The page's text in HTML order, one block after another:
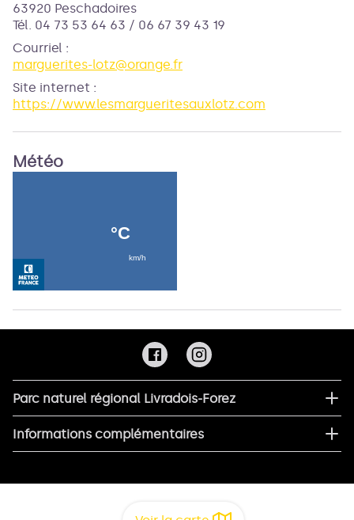
63920 Peschadoires
Tél. 04 73 53 64 63 / 06 67 39 43 19
Courriel :
marguerites-lotz@orange.fr
Site internet :
https://www.lesmargueritesauxlotz.com
Météo
Parc naturel régional Livradois-Forez
Informations complémentaires